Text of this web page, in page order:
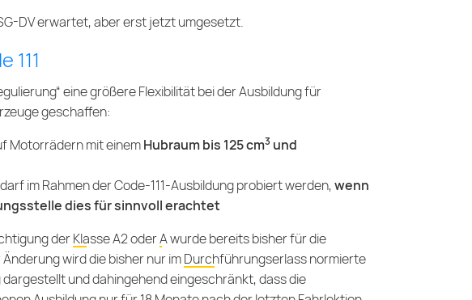
DVerwartet, aber erst jetzt umgesetzt.
111
eine größere Flexibilität bei der Ausbildung für
geschaffen:
Motorrädern mit einemHubraum bis 125 cm3 und
darf im Rahmen der Code-111-Ausbildung probiert werden,wenn
dies für sinnvoll erachtet
derKlasse A2oderAwurde bereits bisher für die
wird die bisher nur imDurchführungserlassnormierte
und dahingehend eingeschränkt, dass die